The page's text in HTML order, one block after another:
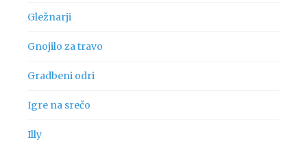
Gležnarji
Gnojilo za travo
Gradbeni odri
Igre na srečo
Illy